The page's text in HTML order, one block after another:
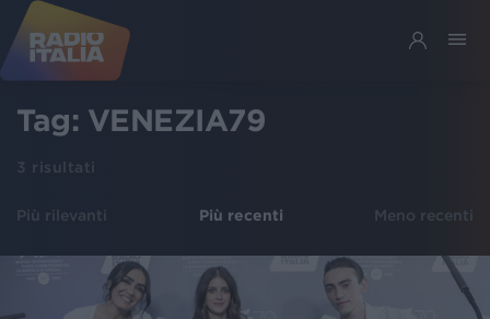
Tag: VENEZIA79
3 risultati
Più rilevanti Più recenti Meno recenti